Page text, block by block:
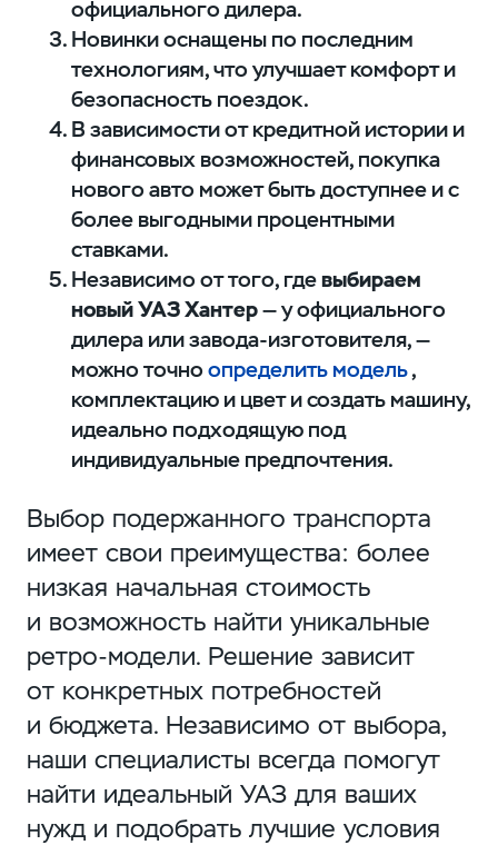
официального дилера.
Новинки оснащены по последним
технологиям, что улучшает комфорт и
безопасность поездок.
В зависимости от кредитной истории и
финансовых возможностей, покупка
нового авто может быть доступнее и с
более выгодными процентными
ставками.
Независимо от того, гдевыбираем
новый УАЗ Хантер— у официального
дилера или завода-изготовителя, —
можно точно определить модель,
комплектацию и цвет и создать машину,
идеально подходящую под
индивидуальные предпочтения.
Выбор подержанного транспорта
имеет свои преимущества: более
низкая начальная стоимость
и возможность найти уникальные
ретро-модели. Решение зависит
от конкретных потребностей
и бюджета. Независимо от выбора,
наши специалисты всегда помогут
найти идеальный УАЗ для ваших
нужд и подобрать лучшие условия